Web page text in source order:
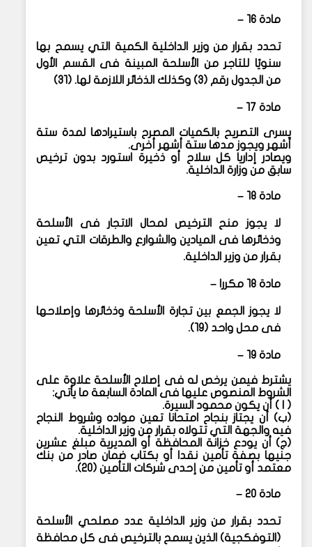
مادة ١٦ –
تحدد بقرار من وزير الداخلية الكمية التي يسمح بها
سنويًا للتاجر من الأسلحة المبينة فى القسم الأول
من الجدول رقم (٣) وكذلك الذخائر اللازمة لها. (٣١)
مادة ١٧ –
يسرى التصريح بالكميات المصرح باستيرادها لمدة ستة
أشهر ويجوز مدها ستة أشهر أخرى.
ويصادر إداريا كل سلاح أو ذخيرة استورد بدون ترخيص
سابق من وزارة الداخلية.
مادة ١٨ –
لا يجوز منح الترخيص لمحال الاتجار فى الأسلحة
وذخائرها فى الميادين والشوارع والطرقات التي تعين
بقرار من وزير الداخلية.
مادة ١٨ مكررا –
لا يجوز الجمع بين تجارة الأسلحة وذخائرها وإصلاحها
فى محل واحد (١٩).
مادة ١٩ –
يشترط فيمن يرخص له فى إصلاح الأسلحة علاوة على
الشروط المنصوص عليها فى المادة السابعة ما يأتي:
(
ا ) أن يكون محمود السيرة.
(ب) أن يجتاز بنجاح امتحانا تعين مواده وشروط النجاح
فيه والجهة التي تتولاه بقرار من وزير الداخلية.
(ج) أن يودع خزانة المحافظة أو المديرية مبلغ عشرين
جنيها بصفة تأمين نقدا أو بكتاب ضمان صادر من بنك
معتمد أو تأمين من إحدى شركات التأمين (٢٠).
مادة ٢٠ –
تحدد بقرار من وزير الداخلية عدد مصلحي الأسلحة
(التوفكجية) الذين يسمح بالترخيص فى كل محافظة